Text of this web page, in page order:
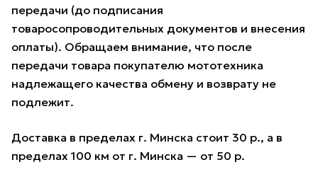
передачи (до подписания
товаросопроводительных документов и внесения
оплаты). Обращаем внимание, что после
передачи товара покупателю мототехника
надлежащего качества обмену и возврату не
подлежит.
Доставка в пределах г. Минска стоит 30 р., а в
пределах 100 км от г. Минска — от 50 р.